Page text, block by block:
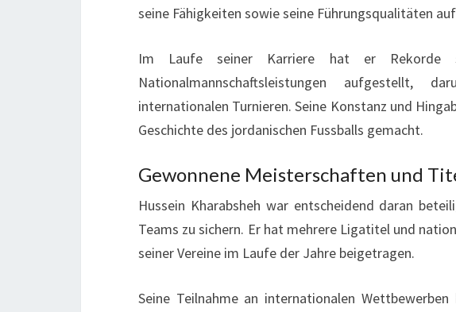
seine Fähigkeiten sowie seine Führungsqualitäten
Im Laufe seiner Karriere hat er
Nationalmannschaftsleistungen aufgestellt,
internationalen Turnieren. Seine Konstanz und
Geschichte des jordanischen Fussballs gemacht.
Gewonnene Meisterschaften und
Hussein Kharabsheh war entscheidend daran
Teams zu sichern. Er hat mehrere Ligatitel und
seiner Vereine im Laufe der Jahre beigetragen.
Seine Teilnahme an internationalen